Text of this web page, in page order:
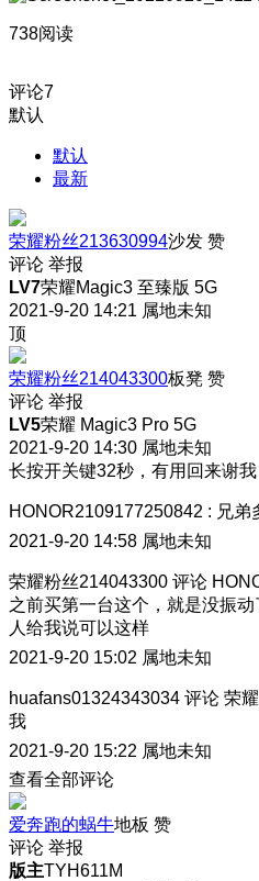
738阅读
评论7
默认
默认
最新
荣耀粉丝213630994沙发 赞
评论 举报
LV7荣耀Magic3 至臻版 5G
2021-9-20 14:21 属地未知
顶
荣耀粉丝214043300板凳 赞
评论 举报
LV5荣耀 Magic3 Pro 5G
2021-9-20 14:30 属地未知
长按开关键32秒，有用回来谢我
HONOR2109177250842 : 兄弟
2021-9-20 14:58 属地未知
荣耀粉丝214043300 评论
之前买第一台这个，就是没振
人给我说可以这样
2021-9-20 15:02 属地未知
huafans01324343034 评论 荣
我
2021-9-20 15:22 属地未知
查看全部评论
爱奔跑的蜗牛地板 赞
评论 举报
版主TYH611M